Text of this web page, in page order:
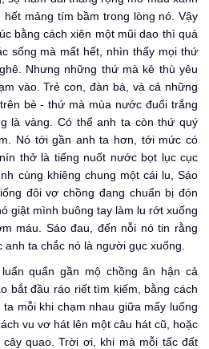
mảng tím bầm trong lòng nó. Vậy
bằng cách xiên một mũi dao thì quá
sống mà mất hết, nhìn thấy mọi thứ
Nhưng những thứ mà kẻ thù yêu
vào. Trẻ con, đàn bà, và cả những
bè - thứ mà mùa nước đuổi trắng
là vàng. Có thể anh ta còn thứ quý
Nó tới gần anh ta hơn, tới mức có
thở là tiếng nuốt nước bọt lục cục
cùng khiêng chung một cái lu, Sáo
đôi vợ chồng đang chuẩn bị đón
giật mình buông tay làm lu rớt xuống
máu. Sáo đau, đến nỗi nó tin rằng
ta chắc nó là người gục xuống.
quẩn gần mộ chồng ân hận cả
bắt đầu ráo riết tìm kiếm, bằng cách
mỗi khi chạm nhau giữa mấy luống
vu vơ hát lên một câu hát cũ, hoặc
quao. Trời ơi, khi mà mỗi tấc đất